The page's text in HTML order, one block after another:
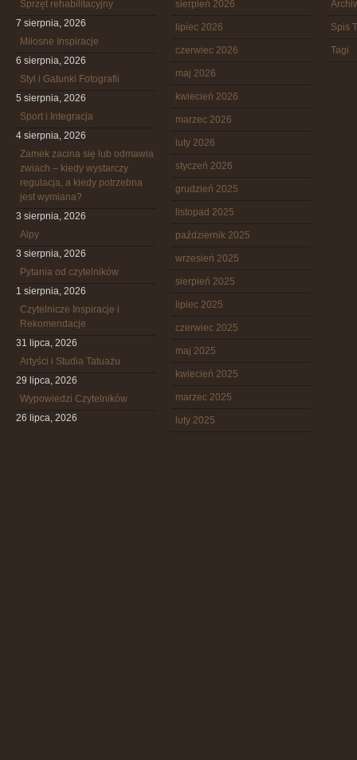
Sprzęt rehabilitacyjny
7 sierpnia, 2026
Miłosne Inspiracje
6 sierpnia, 2026
Styl i Gatunki Fotografii
5 sierpnia, 2026
Sport i Integracja
4 sierpnia, 2026
Zamek zacina się lub odmawia
zwiach – kiedy wystarczy
regulacja, a kiedy potrzebna
jest wymiana?
3 sierpnia, 2026
Alpy
3 sierpnia, 2026
Pytania od czytelników
1 sierpnia, 2026
Czytelnicze Inspiracje i
Rekomendacje
31 lipca, 2026
Artyści i Studia Tatuażu
29 lipca, 2026
Wypowiedzi Czytelników
26 lipca, 2026
sierpień 2026
lipiec 2026
czerwiec 2026
maj 2026
kwiecień 2026
marzec 2026
luty 2026
styczeń 2026
grudzień 2025
listopad 2025
październik 2025
wrzesień 2025
sierpień 2025
lipiec 2025
czerwiec 2025
maj 2025
kwiecień 2025
marzec 2025
luty 2025
Spis
Tagi